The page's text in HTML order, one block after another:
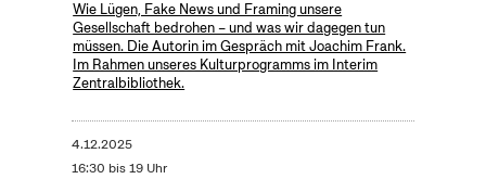
Wie Lügen, Fake News und Framing unsere
Gesellschaft bedrohen – und was wir dagegen tun
müssen. Die Autorin im Gespräch mit Joachim Frank.
Im Rahmen unseres Kulturprogramms im Interim
Zentralbibliothek.
4.12.2025
16:30 bis 19 Uhr